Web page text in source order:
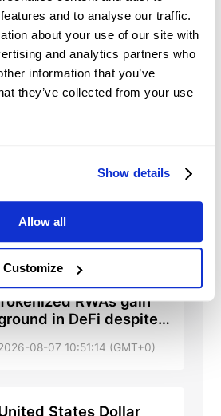
and to analyse our traffic.
about your use of our site with
and analytics partners who
information that you’ve
they’ve collected from your use
Show details
Allow all
Customize
and their future
lead to short term price
markets.
more than expected to
billion
RWAs gain
in DeFi despite
— CoinShares
08-07 10:51:14 (GMT+0)
States Dollar